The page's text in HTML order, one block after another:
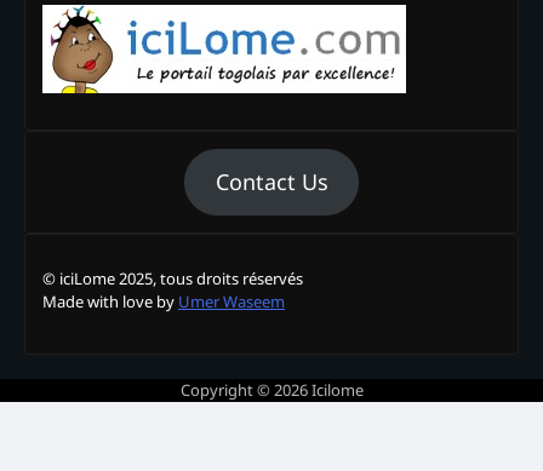
Contact Us
© iciLome 2025, tous droits réservés
Made with love by Umer Waseem
Copyright © 2026Icilome